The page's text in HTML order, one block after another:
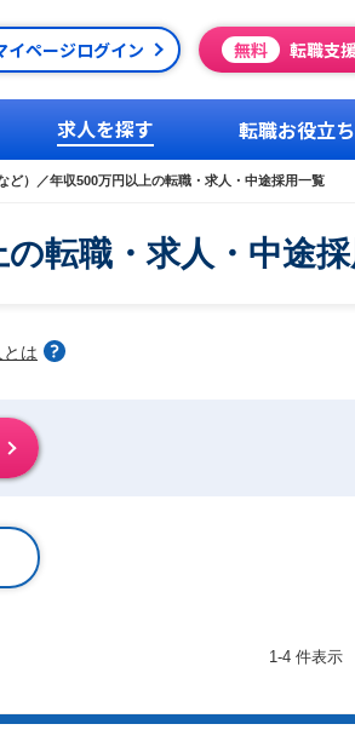
イページログイン 無料 転職支
求人を探す 転職お役立
ど）／年収500万円以上の転職・求人・中途採用一覧
転職・求人・中途
は
1-4 件表示